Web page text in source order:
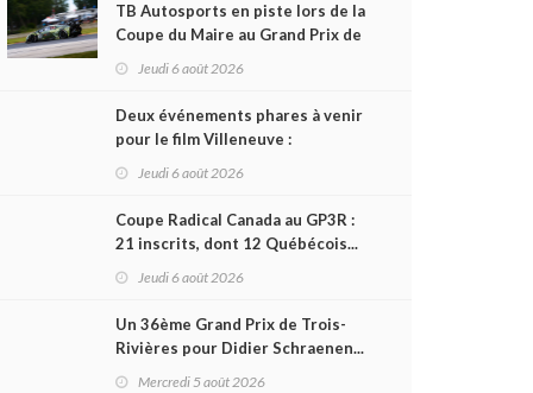
TB Autosports en piste lors de la
Coupe du Maire au Grand Prix de
Trois-Rivières
Jeudi 6 août 2026
Deux événements phares à venir
pour le film Villeneuve :
L'ascension d'une légende (+
Jeudi 6 août 2026
Coupe Radical Canada au GP3R :
21 inscrits, dont 12 Québécois...
et un premier gain d'Antoine
Jeudi 6 août 2026
Un 36ème Grand Prix de Trois-
Rivières pour Didier Schraenen...
et une première en Challenge
Mercredi 5 août 2026